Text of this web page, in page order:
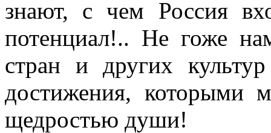
знают, с чем Россия
потенциал!.. Не гоже
стран и других
достижения, которыми
щедростью души!